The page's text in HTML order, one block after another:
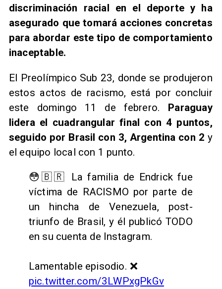
discriminación racial en el deporte y ha
asegurado que tomará acciones concretas
para abordar este tipo de comportamiento
inaceptable.
El Preolímpico Sub 23, donde se produjeron
estos actos de racismo, está por concluir
este domingo 11 de febrero. Paraguay
lidera el cuadrangular final con 4 puntos,
seguido por Brasil con 3, Argentina con 2 y
el equipo local con 1 punto.
😳🇧🇷 La familia de Endrick fue
víctima de RACISMO por parte de
un hincha de Venezuela, post-
triunfo de Brasil, y él publicó TODO
en su cuenta de Instagram.
Lamentable episodio. ❌
pic.twitter.com/3LWPxgPkGv